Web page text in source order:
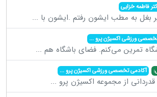
فاطمه خزایی
بغل به مطب ایشون رفتم .ایشون با ...
ورزشی اکسیژن پرو...
تمرین می‌کنم. فضای باشگاه هم ...
آکادمی تخصصی ورزشی اکسیژن پرو...
از مجموعه اکسیژن پرو ...